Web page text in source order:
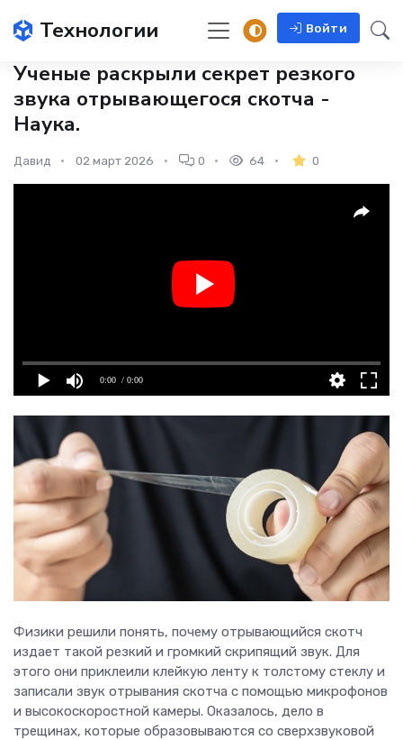
Технологии Войти
Ученые раскрыли секрет резкого
звука отрывающегося скотча -
Наука.
Давид 02 март 2026 0 64 0
0:00 / 0:00
Физики решили понять, почему отрывающийся скотч
издает такой резкий и громкий скрипящий звук. Для
этого они приклеили клейкую ленту к толстому стеклу и
записали звук отрывания скотча с помощью микрофонов
и высокоскоростной камеры. Оказалось, дело в
трещинах, которые образовываются со сверхзвуковой